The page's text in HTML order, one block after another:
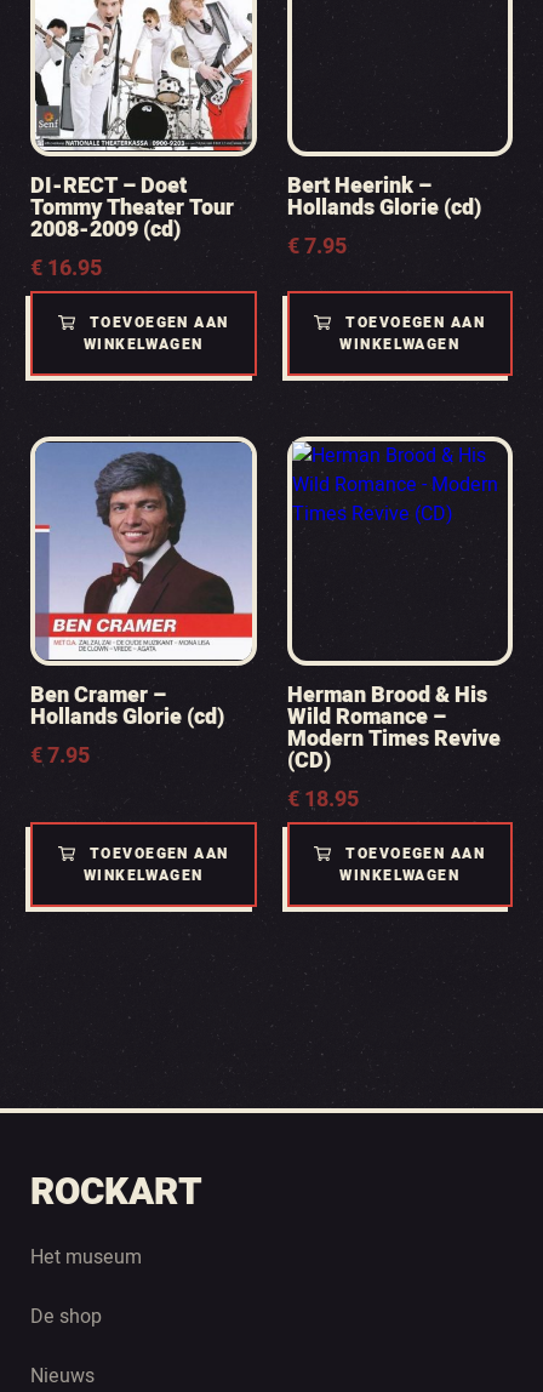
DI-RECT – Doet
Tommy Theater Tour
2008-2009 (cd)
€16.95
TOEVOEGEN AAN
WINKELWAGEN
Bert Heerink –
Hollands Glorie (cd)
€7.95
TOEVOEGEN AAN
WINKELWAGEN
Ben Cramer –
Hollands Glorie (cd)
€7.95
TOEVOEGEN AAN
WINKELWAGEN
Herman Brood & His
Wild Romance –
Modern Times Revive
(CD)
€18.95
TOEVOEGEN AAN
WINKELWAGEN
ROCKART
Het museum
De shop
Nieuws